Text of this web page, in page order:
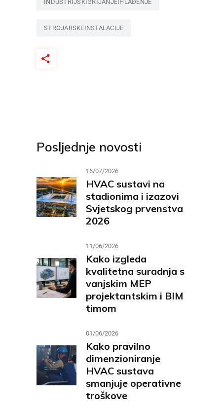
INDUSTRIJSKIGRIJANJEIHLAĐENJE
STROJARSKEINSTALACIJE
Posljednje novosti
16/07/2026
HVAC sustavi na
stadionima i izazovi
Svjetskog prvenstva
2026
11/06/2026
Kako izgleda
kvalitetna suradnja s
vanjskim MEP
projektantskim i BIM
timom
01/06/2026
Kako pravilno
dimenzioniranje
HVAC sustava
smanjuje operativne
troškove